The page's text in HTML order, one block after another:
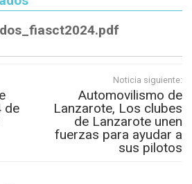
de
Noticia siguiente:
Automovilismo de
Lanzarote, Los clubes
de Lanzarote unen
fuerzas para ayudar a
sus pilotos